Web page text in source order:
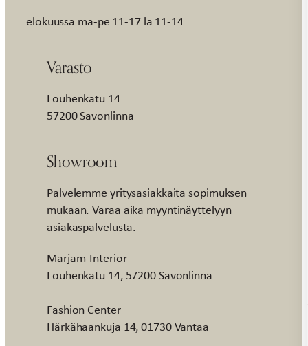
elokuussa ma-pe 11-17 la 11-14
Varasto
Louhenkatu 14
57200 Savonlinna
Showroom
Palvelemme yritysasiakkaita sopimuksen
mukaan. Varaa aika myyntinäyttelyyn
asiakaspalvelusta.
Marjam-Interior
Louhenkatu 14, 57200 Savonlinna
Fashion Center
Härkähaankuja 14, 01730 Vantaa